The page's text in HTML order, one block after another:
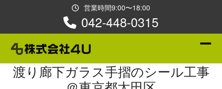
営業時間9:00〜18:00
042-448-0315
渡り廊下ガラス手摺のシール工事